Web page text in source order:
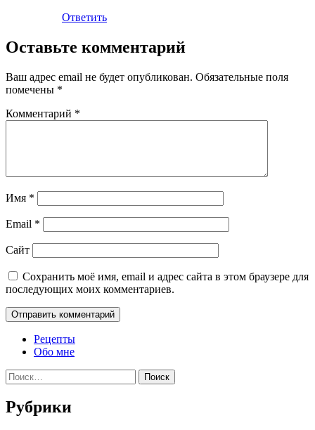
Ответить
Оставьте комментарий
Ваш адрес email не будет опубликован. Обязательные поля
помечены *
Комментарий *
Имя *
Email *
Сайт
Сохранить моё имя, email и адрес сайта в этом браузере для
последующих моих комментариев.
Рецепты
Обо мне
Найти:
Рубрики